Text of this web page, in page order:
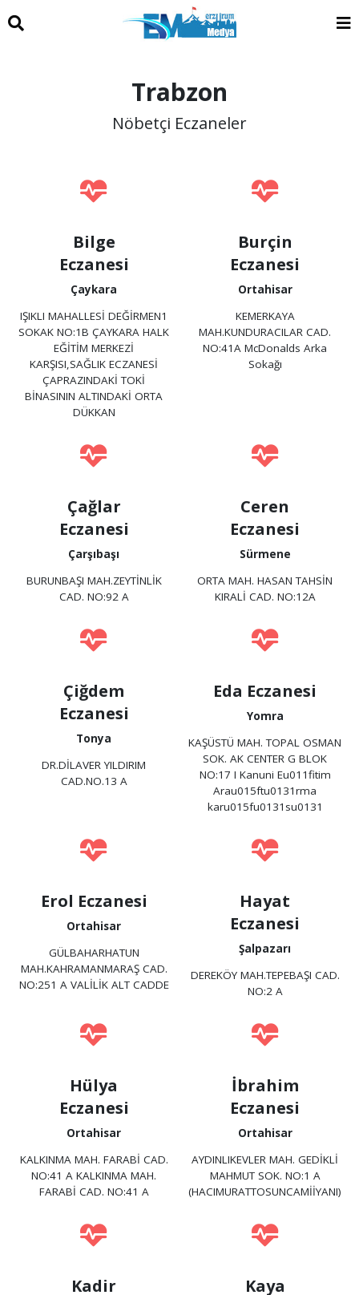
Trabzon
Nöbetçi Eczaneler
Bilge
Eczanesi
Çaykara
IŞIKLI MAHALLESİ DEĞİRMEN1
SOKAK NO:1B ÇAYKARA HALK
EĞİTİM MERKEZİ
KARŞISI,SAĞLIK ECZANESİ
ÇAPRAZINDAKİ TOKİ
BİNASININ ALTINDAKİ ORTA
DÜKKAN
Burçin
Eczanesi
Ortahisar
KEMERKAYA
MAH.KUNDURACILAR CAD.
NO:41A McDonalds Arka
Sokağı
Çağlar
Eczanesi
Çarşıbaşı
BURUNBAŞI MAH.ZEYTİNLİK
CAD. NO:92 A
Ceren
Eczanesi
Sürmene
ORTA MAH. HASAN TAHSİN
KIRALİ CAD. NO:12A
Çiğdem
Eczanesi
Tonya
DR.DİLAVER YILDIRIM
CAD.NO.13 A
Eda Eczanesi
Yomra
KAŞÜSTÜ MAH. TOPAL OSMAN
SOK. AK CENTER G BLOK
NO:17 I Kanuni Eu011fitim
Arau015ftu0131rma
karu015fu0131su0131
Erol Eczanesi
Ortahisar
GÜLBAHARHATUN
MAH.KAHRAMANMARAŞ CAD.
NO:251 A VALİLİK ALT CADDE
Hayat
Eczanesi
Şalpazarı
DEREKÖY MAH.TEPEBAŞI CAD.
NO:2 A
Hülya
Eczanesi
Ortahisar
KALKINMA MAH. FARABİ CAD.
NO:41 A KALKINMA MAH.
FARABİ CAD. NO:41 A
İbrahim
Eczanesi
Ortahisar
AYDINLIKEVLER MAH. GEDİKLİ
MAHMUT SOK. NO:1 A
(HACIMURATTOSUNCAMİİYANI)
Kadir
Kaya